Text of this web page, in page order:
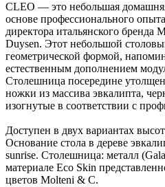
CLEO — это небольшая
основе профессионального
директора итальянского бренда
Duysen. Этот небольшой
геометрической формой,
естественным дополнением
Столешница посередине
ножки из массива эвкалипта,
изогнутые в соответствии с
Доступен в двух вариантах
Основание стола в дереве
sunrise. Столешница: металл
материале Eco Skin
цветов Molteni & C.